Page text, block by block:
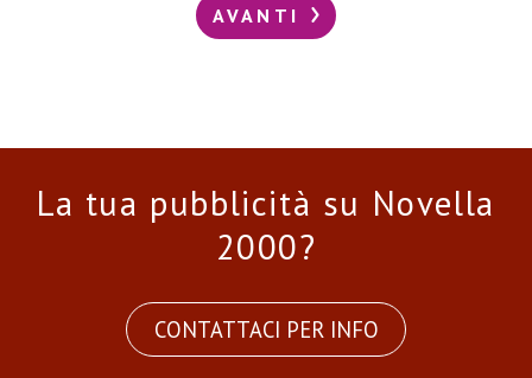
AVANTI
La tua pubblicità su Novella
2000?
CONTATTACI PER INFO